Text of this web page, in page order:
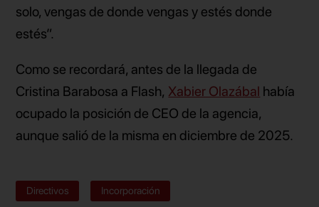
solo, vengas de donde vengas y estés donde
estés”.
Como se recordará, antes de la llegada de
Cristina Barabosa a Flash, Xabier Olazábal había
ocupado la posición de CEO de la agencia,
aunque salió de la misma en diciembre de 2025.
Directivos Incorporación